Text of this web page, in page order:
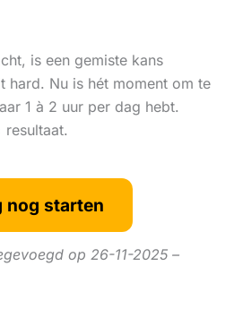
is een gemiste kans
hard. Nu is hét moment om te
1 à 2 uur per dag hebt.
nog starten
op 26-11-2025 –